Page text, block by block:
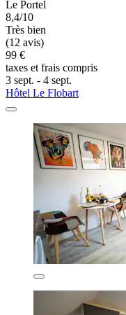
Le Portel
8,4/10
Très bien
(12 avis)
99 €
taxes et frais compris
3 sept. - 4 sept.
Hôtel Le Flobart